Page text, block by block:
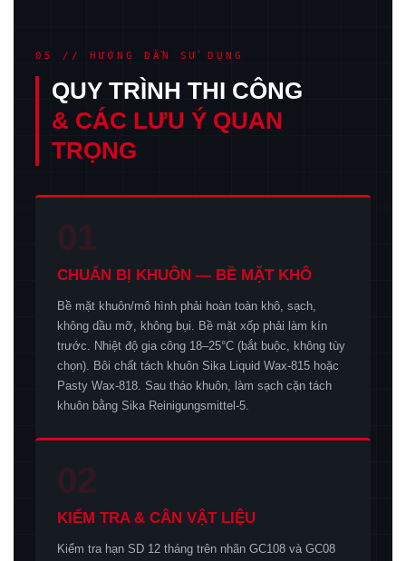
05 // HƯỚNG DẪN SỬ DỤNG
QUY TRÌNH THI CÔNG
& CÁC LƯU Ý QUAN
TRỌNG
01
CHUẨN BỊ KHUÔN — BỀ MẶT KHÔ
Bề mặt khuôn/mô hình phải hoàn toàn khô, sạch,
không dầu mỡ, không bụi. Bề mặt xốp phải làm kín
trước. Nhiệt độ gia công 18–25°C (bắt buộc, không tùy
chọn). Bôi chất tách khuôn Sika Liquid Wax-815 hoặc
Pasty Wax-818. Sau tháo khuôn, làm sạch cặn tách
khuôn bằng Sika Reinigungsmittel-5.
02
KIỂM TRA & CÂN VẬT LIỆU
Kiểm tra hạn SD 12 tháng trên nhãn GC108 và GC08